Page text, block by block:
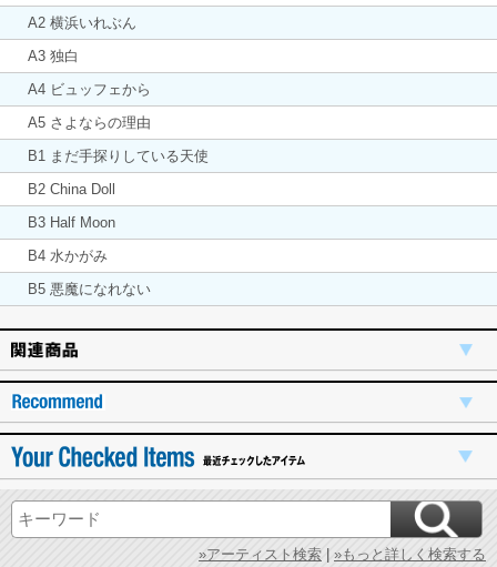
A2 横浜いれぶん
A3 独白
A4 ビュッフェから
A5 さよならの理由
B1 まだ手探りしている天使
B2 China Doll
B3 Half Moon
B4 水かがみ
B5 悪魔になれない
»アーティスト検索 | »もっと詳しく検索する